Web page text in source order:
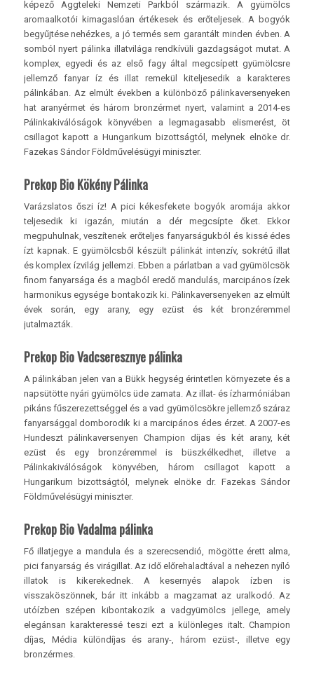
képező Aggteleki Nemzeti Parkból származik. A gyümölcs
aromaalkotói kimagaslóan értékesek és erőteljesek. A bogyók
begyűjtése nehézkes, a jó termés sem garantált minden évben. A
somból nyert pálinka illatvilága rendkívüli gazdagságot mutat. A
komplex, egyedi és az első fagy által megcsípett gyümölcsre
jellemző fanyar íz és illat remekül kiteljesedik a karakteres
pálinkában. Az elmúlt években a különböző pálinkaversenyeken
hat aranyérmet és három bronzérmet nyert, valamint a 2014-es
Pálinkakiválóságok könyvében a legmagasabb elismerést, öt
csillagot kapott a Hungarikum bizottságtól, melynek elnöke dr.
Fazekas Sándor Földművelésügyi miniszter.
Prekop Bio Kökény Pálinka
Varázslatos őszi íz! A pici kékesfekete bogyók aromája akkor
teljesedik ki igazán, miután a dér megcsípte őket. Ekkor
megpuhulnak, veszítenek erőteljes fanyarságukból és kissé édes
ízt kapnak. E gyümölcsből készült pálinkát intenzív, sokrétű illat
és komplex ízvilág jellemzi. Ebben a párlatban a vad gyümölcsök
finom fanyarsága és a magból eredő mandulás, marcipános ízek
harmonikus egysége bontakozik ki. Pálinkaversenyeken az elmúlt
évek során, egy arany, egy ezüst és két bronzéremmel
jutalmazták.
Prekop Bio Vadcseresznye pálinka
A pálinkában jelen van a Bükk hegység érintetlen környezete és a
napsütötte nyári gyümölcs üde zamata. Az illat- és ízharmóniában
pikáns fűszerezettséggel és a vad gyümölcsökre jellemző száraz
fanyarsággal domborodik ki a marcipános édes érzet. A 2007-es
Hundeszt pálinkaversenyen Champion díjas és két arany, két
ezüst és egy bronzéremmel is büszkélkedhet, illetve a
Pálinkakiválóságok könyvében, három csillagot kapott a
Hungarikum bizottságtól, melynek elnöke dr. Fazekas Sándor
Földművelésügyi miniszter.
Prekop Bio Vadalma pálinka
Fő illatjegye a mandula és a szerecsendió, mögötte érett alma,
pici fanyarság és virágillat. Az idő előrehaladtával a nehezen nyíló
illatok is kikerekednek. A kesernyés alapok ízben is
visszaköszönnek, bár itt inkább a magzamat az uralkodó. Az
utóízben szépen kibontakozik a vadgyümölcs jellege, amely
elegánsan karakteressé teszi ezt a különleges italt. Champion
díjas, Média különdíjas és arany-, három ezüst-, illetve egy
bronzérmes.